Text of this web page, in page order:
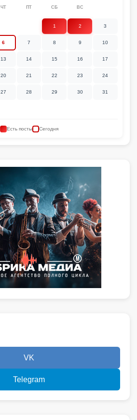
ЧТ ПТ СБ ВС
1 2 3
6 7 8 9 10
13 14 15 16 17
20 21 22 23 24
27 28 29 30 31
Есть посты Сегодня
VK
Telegram